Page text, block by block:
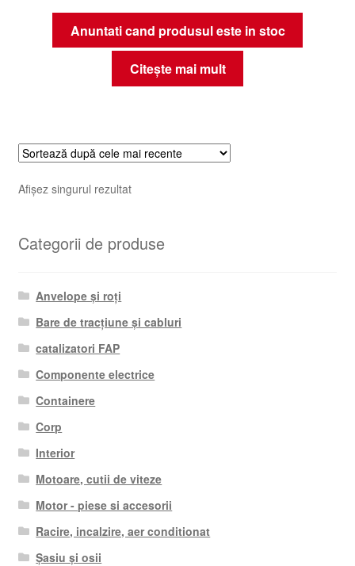
Anuntati cand produsul este in stoc
Citește mai mult
Afișez singurul rezultat
Categorii de produse
Anvelope și roți
Bare de tracțiune și cabluri
catalizatori FAP
Componente electrice
Containere
Corp
Interior
Motoare, cutii de viteze
Motor - piese si accesorii
Racire, incalzire, aer conditionat
Șasiu și osii